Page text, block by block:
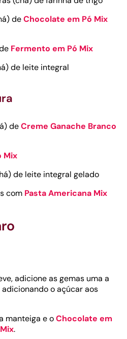
deChocolate em Pó Mix
Fermento em Pó Mix
de leite integral
deCreme Ganache Branco
Mix
de leite integral gelado
com Pasta Americana Mix
adicione as gemas uma a
o açúcar aos
manteiga e oChocolate em
.